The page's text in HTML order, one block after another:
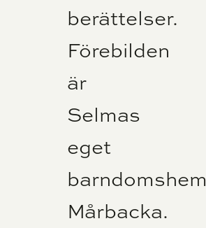
berättelser.
Förebilden
är
Selmas
eget
barndomshem
Mårbacka.